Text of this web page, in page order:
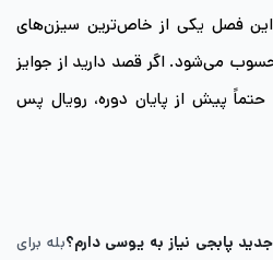
این فصل یکی از خاص‌ترین سیزن‌های
موبایل در سال 2025 محسوب می‌شود. اگر قصد دارید از جوایز
حتماً پیش از پایان دوره، رویال پس
پابجی نیاز به یوسی دارم؟بله برای